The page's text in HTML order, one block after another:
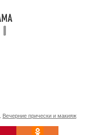
Вечерние прически и макияж